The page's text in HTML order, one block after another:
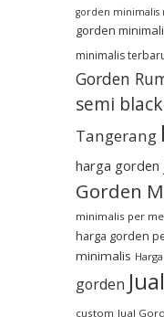
gorden minimalis
gorden
minimalis
Gorden
semi
Tangerang
harga gorden
Gorden
minimalis per
harga gorden
minimalis
gorden
custom Jual